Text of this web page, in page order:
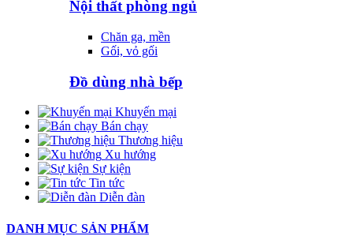
Nội thất phòng ngủ
Chăn ga, mền
Gối, vỏ gối
Đồ dùng nhà bếp
Khuyến mại
Bán chạy
Thương hiệu
Xu hướng
Sự kiện
Tin tức
Diễn đàn
DANH MỤC SẢN PHẨM